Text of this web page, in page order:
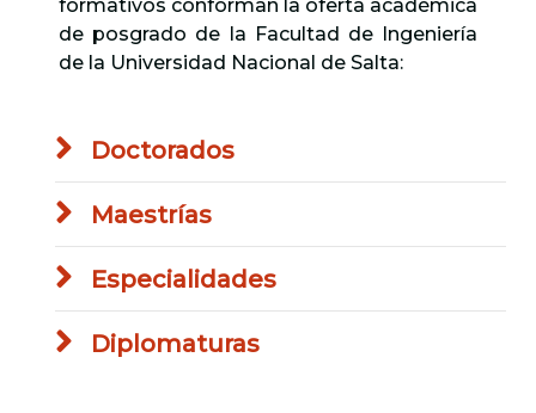
formativos conforman la oferta académica
de posgrado de la Facultad de Ingeniería
de la Universidad Nacional de Salta:
Doctorados
Maestrías
Especialidades
Diplomaturas